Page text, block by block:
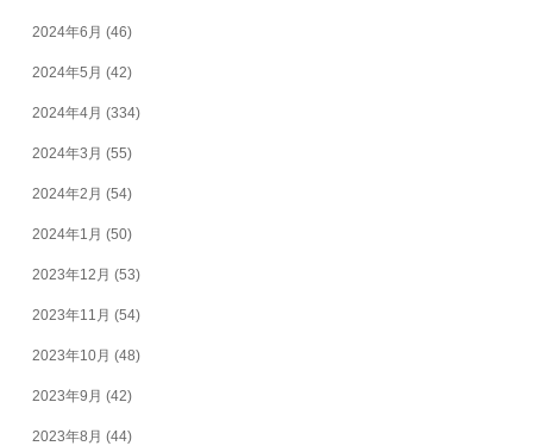
2024年6月 (46)
2024年5月 (42)
2024年4月 (334)
2024年3月 (55)
2024年2月 (54)
2024年1月 (50)
2023年12月 (53)
2023年11月 (54)
2023年10月 (48)
2023年9月 (42)
2023年8月 (44)